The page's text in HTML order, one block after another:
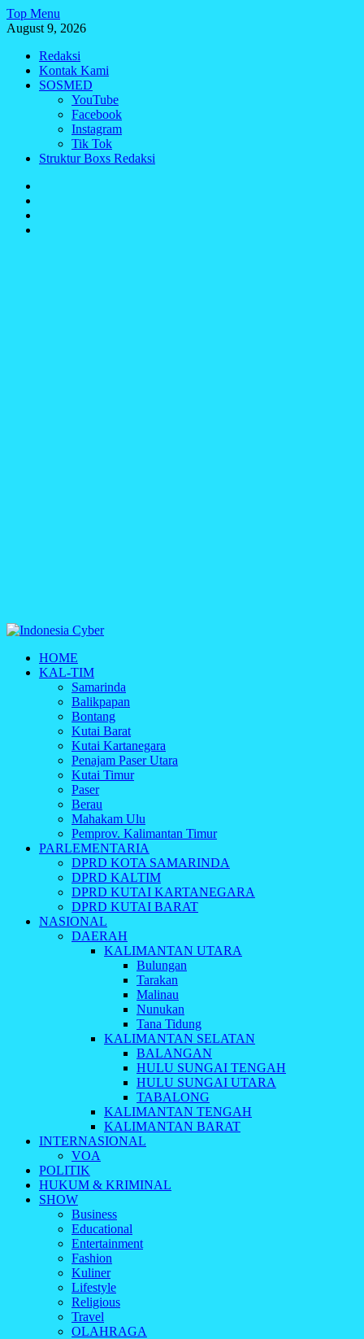
Skip
to
Top Menu
August 9, 2026
Redaksi
Kontak Kami
SOSMED
YouTube
Facebook
Instagram
Tik Tok
Struktur Boxs Redaksi
Indonesia Cyber
Media Cetak, Online & Streaming
HOME
KAL-TIM
Samarinda
Balikpapan
Bontang
Kutai Barat
Kutai Kartanegara
Penajam Paser Utara
Kutai Timur
Paser
Berau
Mahakam Ulu
Pemprov. Kalimantan Timur
PARLEMENTARIA
DPRD KOTA SAMARINDA
DPRD KALTIM
DPRD KUTAI KARTANEGARA
DPRD KUTAI BARAT
NASIONAL
DAERAH
KALIMANTAN UTARA
Bulungan
Tarakan
Malinau
Nunukan
Tana Tidung
KALIMANTAN SELATAN
BALANGAN
HULU SUNGAI TENGAH
HULU SUNGAI UTARA
TABALONG
KALIMANTAN TENGAH
KALIMANTAN BARAT
INTERNASIONAL
VOA
POLITIK
HUKUM & KRIMINAL
SHOW
Business
Educational
Entertainment
Fashion
Kuliner
Lifestyle
Religious
Travel
OLAHRAGA